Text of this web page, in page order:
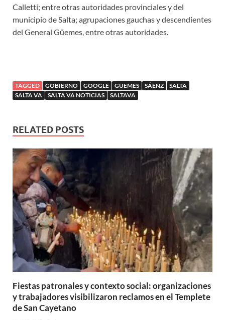
Calletti; entre otras autoridades provinciales y del
municipio de Salta; agrupaciones gauchas y descendientes
del General Güemes, entre otras autoridades.
TAGGED GOBIERNO GOOGLE GÜEMES SÁENZ
SALTA
SALTA VA
SALTA VA NOTICIAS SALTAVA
RELATED POSTS
Fiestas patronales y contexto social: organizaciones
y trabajadores visibilizaron reclamos en el Templete
de San Cayetano